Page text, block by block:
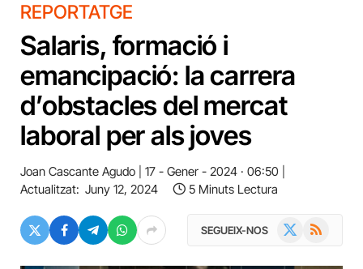
REPORTATGE
Salaris, formació i
emancipació: la carrera
d’obstacles del mercat
laboral per als joves
Joan Cascante Agudo
17 - Gener - 2024 · 06:50
Actualitzat: Juny 12, 2024 5 Minuts Lectura
SEGUEIX-NOS RSS